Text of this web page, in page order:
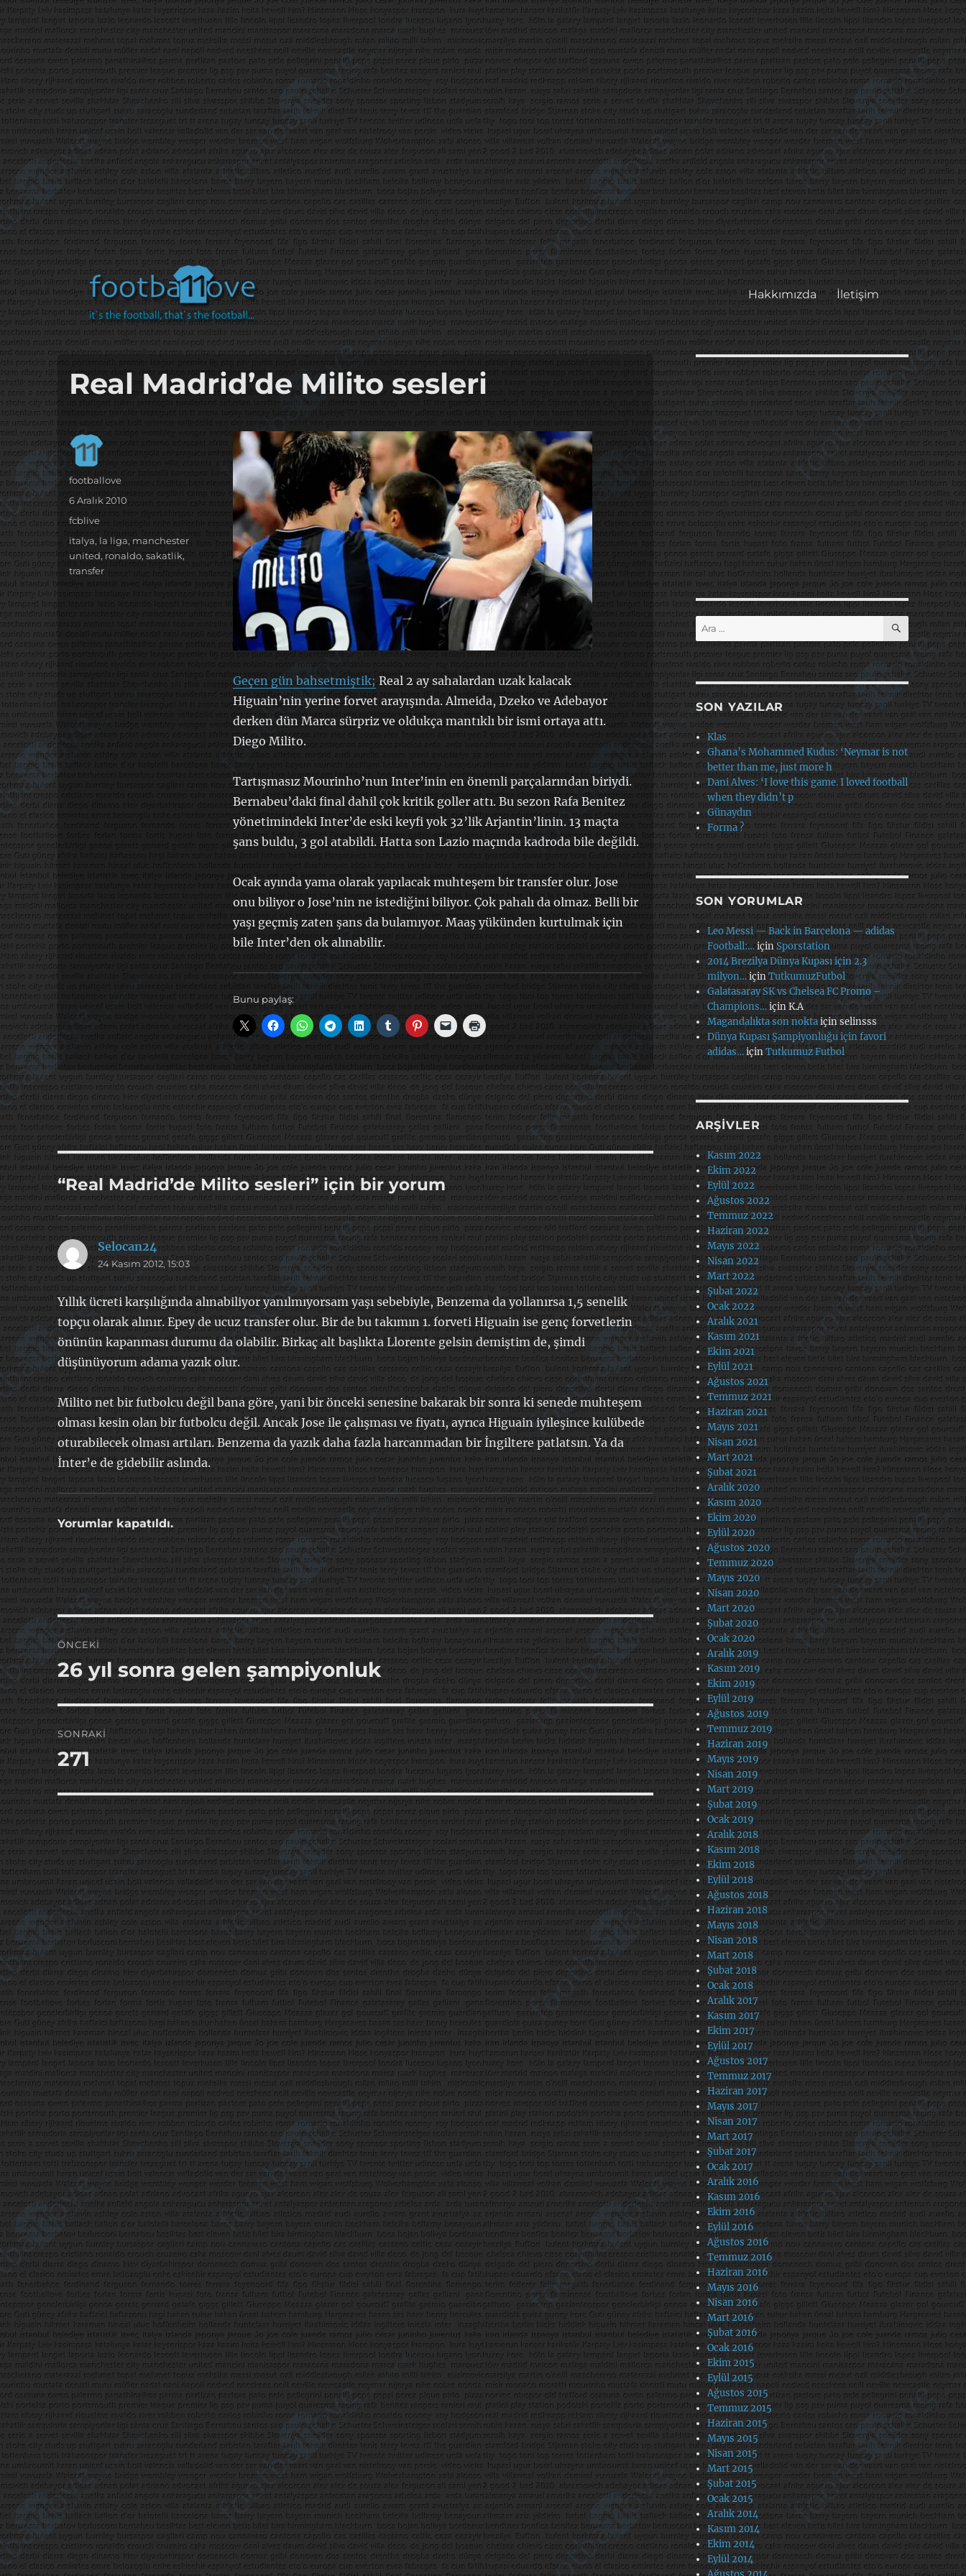
footbaLLove
it's the football, that's the football…
Hakkımızda İletişim
Real Madrid’de Milito sesleri
Geçen gün bahsetmiştik; Real 2 ay sahalardan uzak kalacak
Higuain’nin yerine forvet arayışında. Almeida, Dzeko ve Adebayor
derken dün Marca sürpriz ve oldukça mantıklı bir ismi ortaya attı.
Diego Milito.
Tartışmasız Mourinho’nun Inter’inin en önemli parçalarından biriydi.
Bernabeu’daki final dahil çok kritik goller attı. Bu sezon Rafa Benitez
yönetimindeki Inter’de eski keyfi yok 32’lik Arjantin’linin. 13 maçta
şans buldu, 3 gol atabildi. Hatta son Lazio maçında kadroda bile değildi.
Ocak ayında yama olarak yapılacak muhteşem bir transfer olur. Jose
onu biliyor o Jose’nin ne istediğini biliyor. Çok pahalı da olmaz. Belli bir
yaşı geçmiş zaten şans da bulamıyor. Maaş yükünden kurtulmak için
bile Inter’den ok alınabilir.
Bunu paylaş:
Yazar
footballove
Yayın
tarihi
6 Aralık 2010
Kategoriler
fcblive
Etiketler
italya, la liga, manchester
united, ronaldo,sakatlik,
transfer
“Real Madrid’de Milito sesleri” için bir yorum
Selocan24 dedi
ki:
24 Kasım 2012, 15:03
Yıllık ücreti karşılığında alınabiliyor yanılmıyorsam yaşı sebebiyle, Benzema da yollanırsa 1,5 senelik
topçu olarak alınır. Epey de ucuz transfer olur. Bir de bu takımın 1. forveti Higuain ise genç forvetlerin
önünün kapanması durumu da olabilir. Birkaç alt başlıkta Llorente gelsin demiştim de, şimdi
düşünüyorum adama yazık olur.
Milito net bir futbolcu değil bana göre, yani bir önceki senesine bakarak bir sonra ki senede muhteşem
olması kesin olan bir futbolcu değil. Ancak Jose ile çalışması ve fiyatı, ayrıca Higuain iyileşince kulübede
oturabilecek olması artıları. Benzema da yazık daha fazla harcanmadan bir İngiltere patlatsın. Ya da
İnter’e de gidebilir aslında.
Yorumlar kapatıldı.
Yazı
gezinmesi
ÖNCEKI
Önceki
yazı:
26 yıl sonra gelen şampiyonluk
SONRAKI
Sonraki
yazı:
271
Ara: ARA
SON YAZILAR
Klas
Ghana’s Mohammed Kudus: ‘Neymar is not
better than me, just more h
Dani Alves: ‘I love this game. I loved football
when they didn’t p
Günaydın
Forma ?
SON YORUMLAR
Leo Messi — Back in Barcelona — adidas
Football:…içinSporstation
2014 Brezilya Dünya Kupası için 2.3
milyon…içinTutkumuzFutbol
Galatasaray SK vs Chelsea FC Promo –
Champions…içinK.A
Magandalıkta son noktaiçinselinsss
Dünya Kupası Şampiyonluğu için favori
adidas…içinTutkumuz Futbol
ARŞIVLER
Kasım 2022
Ekim 2022
Eylül 2022
Ağustos 2022
Temmuz 2022
Haziran 2022
Mayıs 2022
Nisan 2022
Mart 2022
Şubat 2022
Ocak 2022
Aralık 2021
Kasım 2021
Ekim 2021
Eylül 2021
Ağustos 2021
Temmuz 2021
Haziran 2021
Mayıs 2021
Nisan 2021
Mart 2021
Şubat 2021
Aralık 2020
Kasım 2020
Ekim 2020
Eylül 2020
Ağustos 2020
Temmuz 2020
Mayıs 2020
Nisan 2020
Mart 2020
Şubat 2020
Ocak 2020
Aralık 2019
Kasım 2019
Ekim 2019
Eylül 2019
Ağustos 2019
Temmuz 2019
Haziran 2019
Mayıs 2019
Nisan 2019
Mart 2019
Şubat 2019
Ocak 2019
Aralık 2018
Kasım 2018
Ekim 2018
Eylül 2018
Ağustos 2018
Haziran 2018
Mayıs 2018
Nisan 2018
Mart 2018
Şubat 2018
Ocak 2018
Aralık 2017
Kasım 2017
Ekim 2017
Eylül 2017
Ağustos 2017
Temmuz 2017
Haziran 2017
Mayıs 2017
Nisan 2017
Mart 2017
Şubat 2017
Ocak 2017
Aralık 2016
Kasım 2016
Ekim 2016
Eylül 2016
Ağustos 2016
Temmuz 2016
Haziran 2016
Mayıs 2016
Nisan 2016
Mart 2016
Şubat 2016
Ocak 2016
Ekim 2015
Eylül 2015
Ağustos 2015
Temmuz 2015
Haziran 2015
Mayıs 2015
Nisan 2015
Mart 2015
Şubat 2015
Ocak 2015
Aralık 2014
Kasım 2014
Ekim 2014
Eylül 2014